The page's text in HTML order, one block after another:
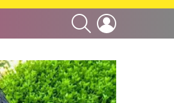
SEARCH